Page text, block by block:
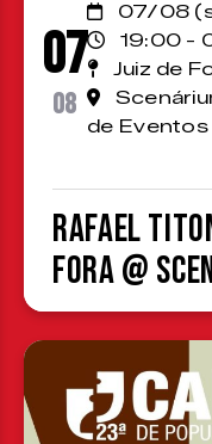
07
08
07/08
19:00 -
Juiz de
de Eventos
Rafael
Fora @